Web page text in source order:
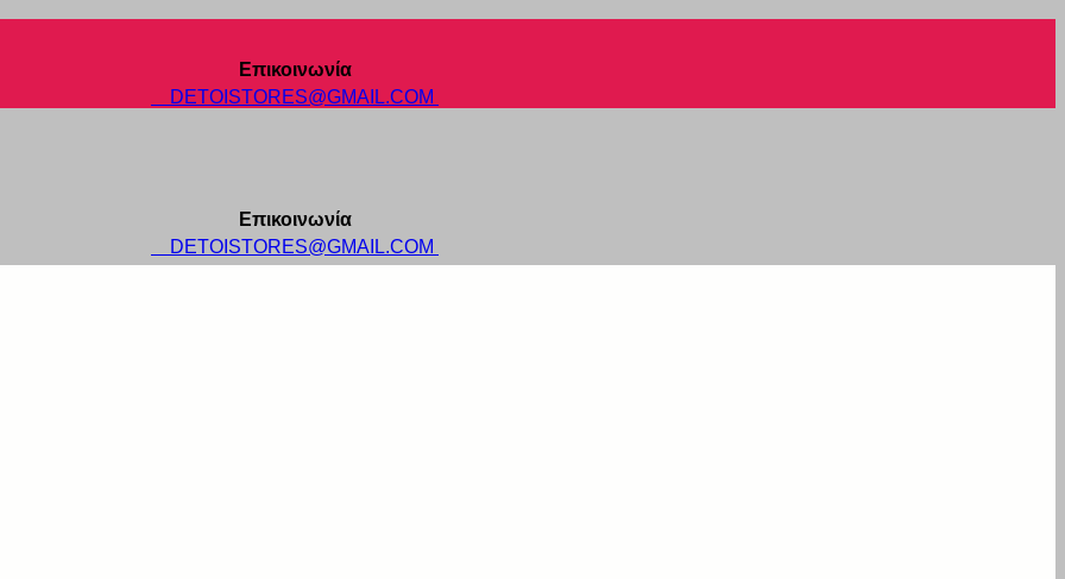
Επικοινωνία
DETOISTORES@GMAIL.COM
Επικοινωνία
DETOISTORES@GMAIL.COM